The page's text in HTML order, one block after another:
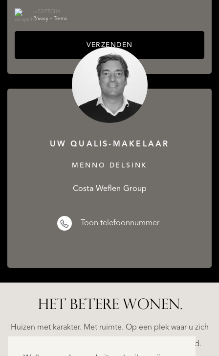
reCAPTCHA
Privacy • Terms
VERZENDEN
UW QUALIS-MAKELAAR
MENNO DELSINK
Costa Weflen Group
Toon telefoonnummer
HET BETERE WONEN.
Huizen met karakter. Met ruimte. Op een plek waar u zich
helemaal thuis voelt. Ontdek ons exclusieve aanbod.
ALICANTE
RUAYA